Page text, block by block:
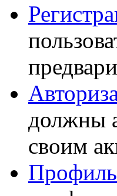
должны
своим
Профиль